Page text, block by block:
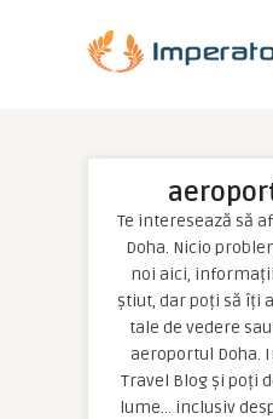
Te interesează să
Doha. Nicio
noi aici,
știut, dar poți să îți
tale de vedere
aeroportul Doha.
Travel Blog și poți
lume… inclusiv